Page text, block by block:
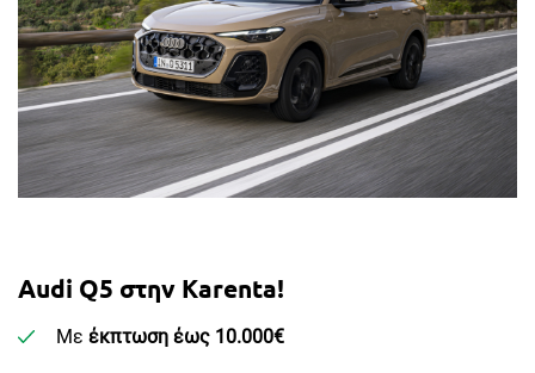
Audi Q5 στην Karenta!
Με έκπτωση έως 10.000€